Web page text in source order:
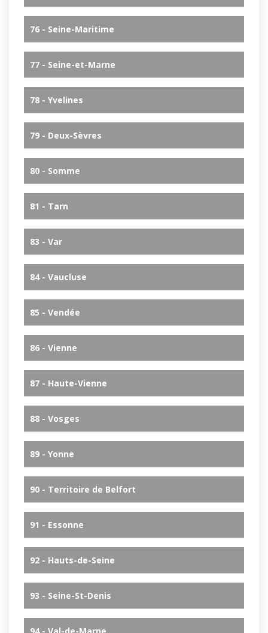
76 - Seine-Maritime
77 - Seine-et-Marne
78 - Yvelines
79 - Deux-Sèvres
80 - Somme
81 - Tarn
83 - Var
84 - Vaucluse
85 - Vendée
86 - Vienne
87 - Haute-Vienne
88 - Vosges
89 - Yonne
90 - Territoire de Belfort
91 - Essonne
92 - Hauts-de-Seine
93 - Seine-St-Denis